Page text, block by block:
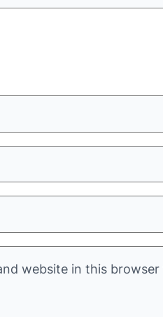
website in this